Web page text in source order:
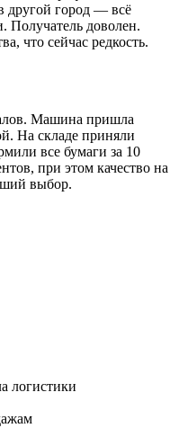
другой город — всё
Получатель доволен.
что сейчас редкость.
Машина пришла
На складе приняли
все бумаги за 10
при этом качество на
выбор.
логистики